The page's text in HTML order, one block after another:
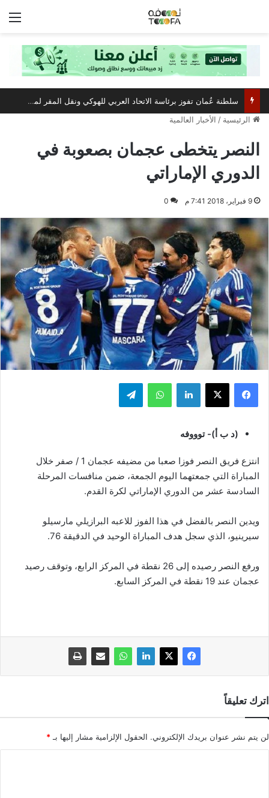
سلطنة عُمان تفوز برئاسة الاتحاد العربي للهوكي ونقل المقر لمسقط
الرئيسية / الأخبار العالمية
النصر يتخطى عجمان بصعوبة في
الدوري الإماراتي
9 فبراير، 2018 7:41 م 0
فيسبوك ‫X لينكدإن واتساب تيلقرام
(د ب أ)- توووفه
انتزع فريق النصر فوزا صعبا من مضيفه عجمان 1 / صفر خلال
المباراة التي جمعتهما اليوم الجمعة، ضمن منافسات المرحلة
السادسة عشر من الدوري الإماراتي لكرة القدم.
ويدين النصر بالفضل في هذا الفوز للاعبه البرازيلي مارسيلو
سيرينيو، الذي سجل هدف المباراة الوحيد في الدقيقة 76.
ورفع النصر رصيده إلى 26 نقطة في المركز الرابع، وتوقف رصيد
عجمان عند 19 نقطة في المركز السابع.
اترك تعليقاً
لن يتم نشر عنوان بريدك الإلكتروني. الحقول الإلزامية مشار إليها بـ *